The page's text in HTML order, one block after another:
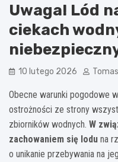
Uwaga! Lód
ciekach
10 lutego 2026
Obecne warunki pogodowe
ostrożności ze strony
zbiorników wodnych. W
zachowaniem się lodu na
o unikanie przebywania na